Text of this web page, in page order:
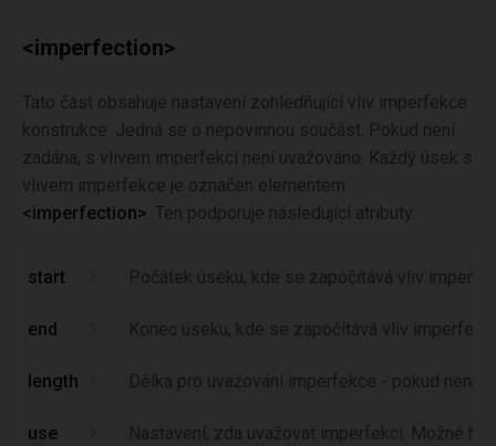
<imperfection>
Tato část obsahuje nastavení zohledňující vliv imperfekce
konstrukce. Jedná se o nepovinnou součást. Pokud není
zadána, s vlivem imperfekcí není uvažováno. Každý úsek s
vlivem imperfekce je označen elementem
<imperfection> . Ten podporuje následující atributy:
start Počátek úseku, kde se započítává vliv
end Konec úseku, kde se započítává vliv
length Délka pro uvažování imperfekce - pokud není
use Nastavení, zda uvažovat imperfekci. Možné